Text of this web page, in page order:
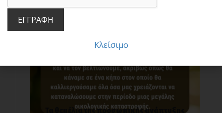
Τα θεμέλια της προσωπικής ανάπτυξης
ΕΓΓΡΑΦΗ
Κλείσιμο